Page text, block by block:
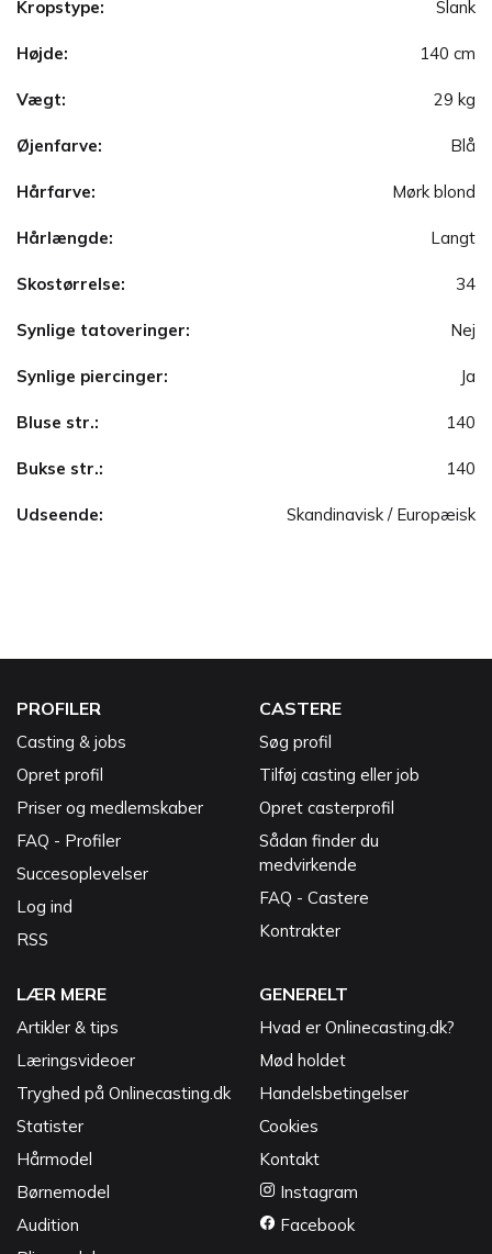
Kropstype: Slank
Højde: 140 cm
Vægt: 29 kg
Øjenfarve: Blå
Hårfarve: Mørk blond
Hårlængde: Langt
Skostørrelse: 34
Synlige tatoveringer: Nej
Synlige piercinger: Ja
Bluse str.: 140
Bukse str.: 140
Udseende: Skandinavisk / Europæisk
PROFILER
Casting & jobs
Opret profil
Priser og medlemskaber
FAQ - Profiler
Succesoplevelser
Log ind
RSS
CASTERE
Søg profil
Tilføj casting eller job
Opret casterprofil
Sådan finder du
medvirkende
FAQ - Castere
Kontrakter
LÆR MERE
Artikler & tips
Læringsvideoer
Tryghed på Onlinecasting.dk
Statister
Hårmodel
Børnemodel
Audition
GENERELT
Hvad er Onlinecasting.dk?
Mød holdet
Handelsbetingelser
Cookies
Kontakt
Instagram
Facebook